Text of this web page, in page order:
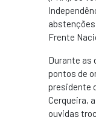
abstenções
Frente
Durante as
pontos de
presidente
Cerqueira,
ouvidas